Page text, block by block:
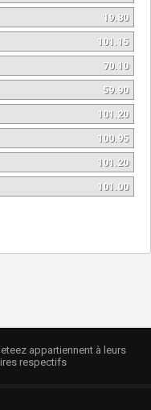
19.80
101.15
70.10
59.90
101.20
100.95
101.20
101.00
appartiennent à leurs
respectifs